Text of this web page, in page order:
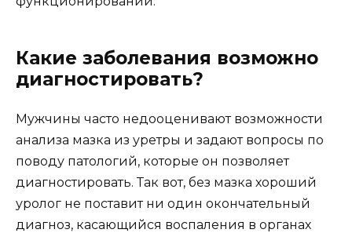
Какие заболевания возможно
диагностировать?
Мужчины часто недооценивают возможности
анализа мазка из уретры и задают вопросы по
поводу патологий, которые он позволяет
диагностировать. Так вот, без мазка хороший
уролог не поставит ни один окончательный
диагноз, касающийся воспаления в органах